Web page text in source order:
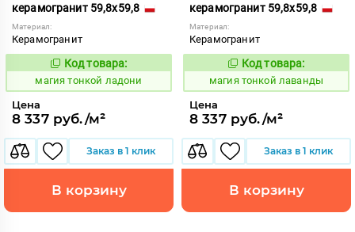
керамогранит 59,8x59,8
Материал:
Керамогранит
919042
Код товара:
магия тонкой ладони
Цена
8 337 руб./м²
Заказ в 1 клик
В корзину
керамогранит 59,8x59,8
Материал:
Керамогранит
919041
Код товара:
магия тонкой лаванды
Цена
8 337 руб./м²
Заказ в 1 клик
В корзину